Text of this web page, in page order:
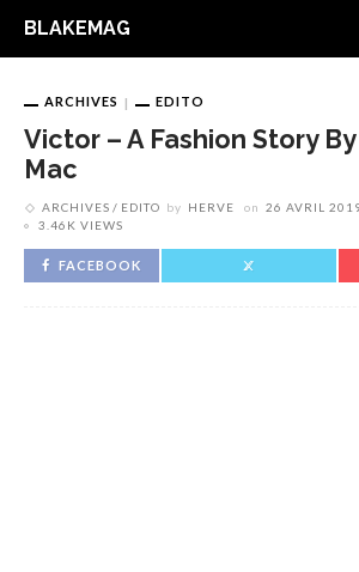
BLAKEMAG
ARCHIVES EDITO
Victor – A Fashion Story
Mac
ARCHIVES EDITO by HERVE on 26 AVRIL
3.46K VIEWS
FACEBOOK